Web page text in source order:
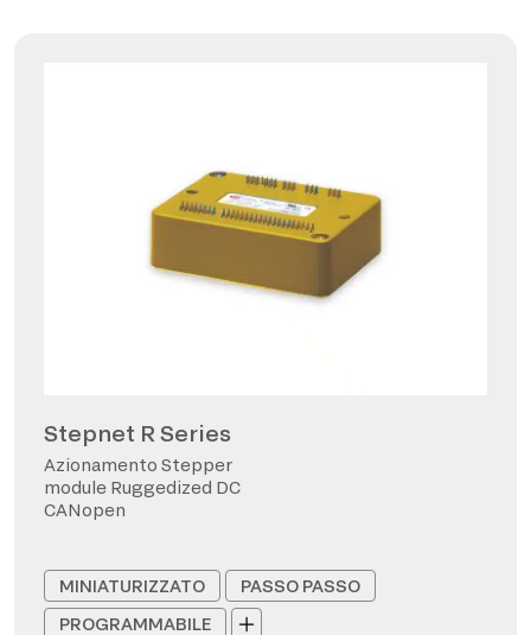
Stepnet R Series
Azionamento Stepper
module Ruggedized DC
CANopen
MINIATURIZZATO
PASSO PASSO
PROGRAMMABILE